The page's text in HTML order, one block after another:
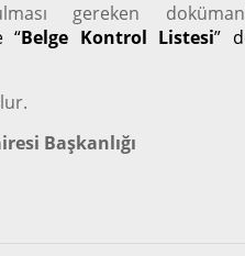
gereken
“Belge Kontrol Listesi”
Başkanlığı